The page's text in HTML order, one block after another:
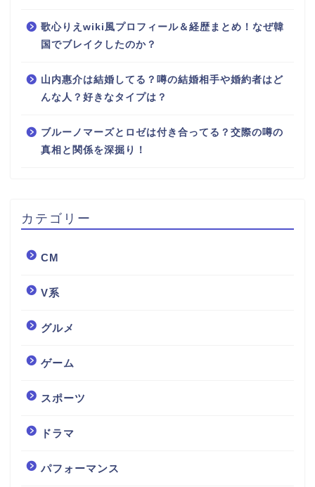
歌心りえwiki風プロフィール＆経歴まとめ！なぜ韓
国でブレイクしたのか？
山内惠介は結婚してる？噂の結婚相手や婚約者はど
んな人？好きなタイプは？
ブルーノマーズとロゼは付き合ってる？交際の噂の
真相と関係を深掘り！
カテゴリー
CM
V系
グルメ
ゲーム
スポーツ
ドラマ
パフォーマンス